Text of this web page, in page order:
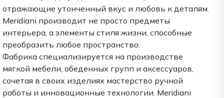
отражающие утонченный вкус и любовь к деталям.
Meridiani производит не просто предметы
интерьера, а элементы стиля жизни, способные
преобразить любое пространство.
Фабрика специализируется на производстве
мягкой мебели, обеденных групп и аксессуаров,
сочетая в своих изделиях мастерство ручной
работы и инновационные технологии. Meridiani